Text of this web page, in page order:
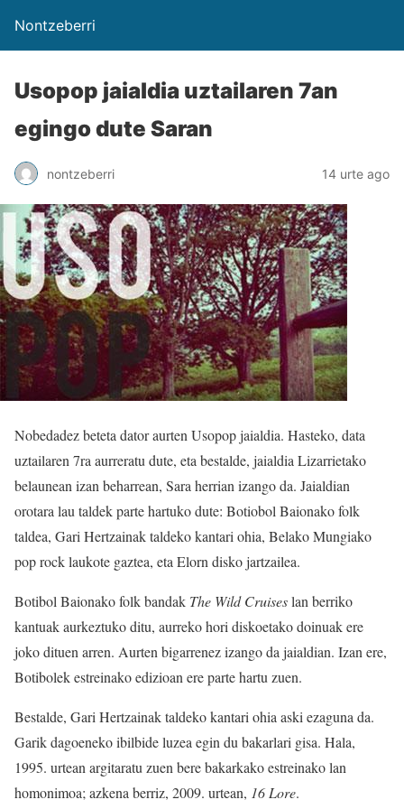
Nontzeberri
Usopop jaialdia uztailaren 7an
egingo dute Saran
nontzeberri 14 urte ago
Nobedadez beteta dator aurten Usopop jaialdia. Hasteko, data
uztailaren 7ra aurreratu dute, eta bestalde, jaialdia Lizarrietako
belaunean izan beharrean, Sara herrian izango da. Jaialdian
orotara lau taldek parte hartuko dute: Botiobol Baionako folk
taldea, Gari Hertzainak taldeko kantari ohia, Belako Mungiako
pop rock laukote gaztea, eta Elorn disko jartzailea.
Botibol Baionako folk bandak The Wild Cruiseslan berriko
kantuak aurkeztuko ditu, aurreko hori diskoetako doinuak ere
joko dituen arren. Aurten bigarrenez izango da jaialdian. Izan ere,
Botibolek estreinako edizioan ere parte hartu zuen.
Bestalde, Gari Hertzainak taldeko kantari ohia aski ezaguna da.
Garik dagoeneko ibilbide luzea egin du bakarlari gisa. Hala,
1995. urtean argitaratu zuen bere bakarkako estreinako lan
homonimoa; azkena berriz, 2009. urtean, 16 Lore.